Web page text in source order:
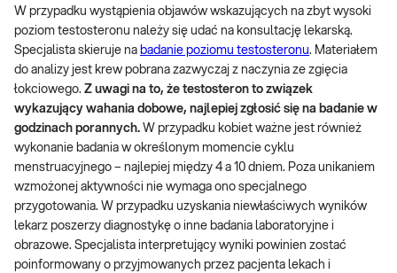
W przypadku wystąpienia objawów wskazujących na zbyt wysoki
poziom testosteronu należy się udać na konsultację lekarską.
Specjalista skieruje na badanie poziomu testosteronu. Materiałem
do analizy jest krew pobrana zazwyczaj z naczynia ze zgięcia
łokciowego. Z uwagi na to, że testosteron to związek
wykazujący wahania dobowe, najlepiej zgłosić się na badanie w
godzinach porannych. W przypadku kobiet ważne jest również
wykonanie badania w określonym momencie cyklu
menstruacyjnego – najlepiej między 4 a 10 dniem. Poza unikaniem
wzmożonej aktywności nie wymaga ono specjalnego
przygotowania. W przypadku uzyskania niewłaściwych wyników
lekarz poszerzy diagnostykę o inne badania laboratoryjne i
obrazowe. Specjalista interpretujący wyniki powinien zostać
poinformowany o przyjmowanych przez pacjenta lekach i